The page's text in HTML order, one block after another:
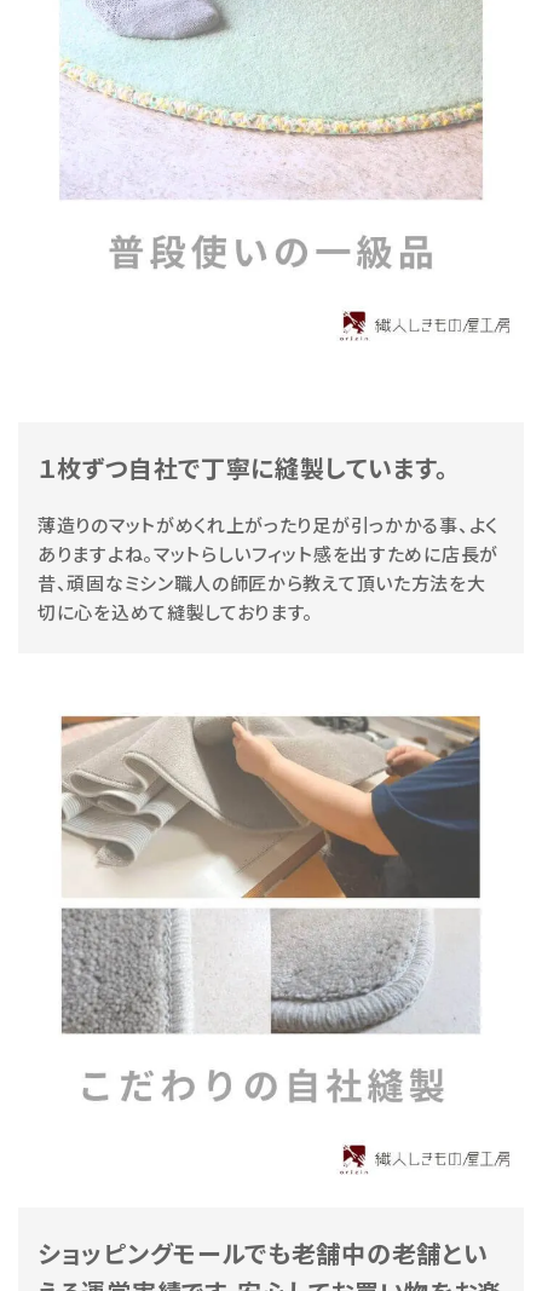
１枚ずつ自社で丁寧に縫製しています。
薄造りのマットがめくれ上がったり足が引っかかる事、よく
ありますよね。マットらしいフィット感を出すために店長が
昔、頑固なミシン職人の師匠から教えて頂いた方法を大
切に心を込めて縫製しております。
ショッピングモールでも老舗中の老舗とい